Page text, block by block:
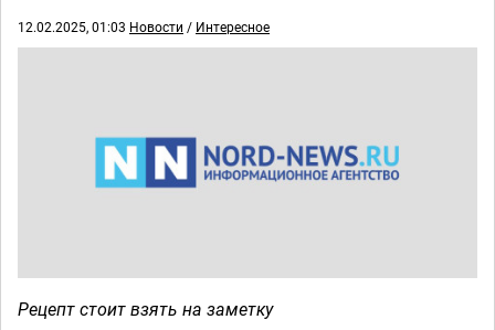
12.02.2025, 01:03 Новости / Интересное
Рецепт стоит взять на заметку